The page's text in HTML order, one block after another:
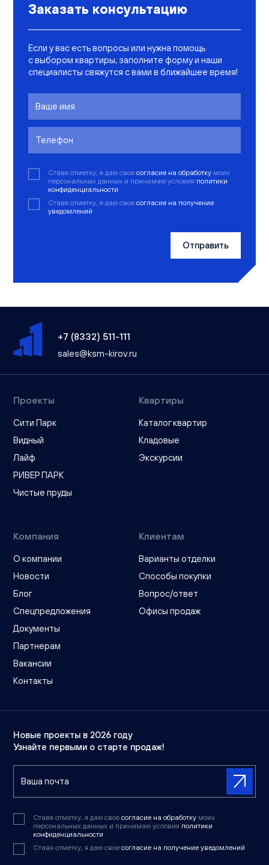
Заказать консультацию
Если у вас есть вопросы или нужна помощь
с выбором квартиры, заполните форму и наши
специалисты свяжутся с вами в ближайшее время!
Ставя отметку, я даю свое согласие на обработку моих
персональных данных и принимаю условия политики
конфиденциальности
Ставя отметку, я даю свое согласие на получение
уведомлений
Отправить
+7 (8332) 511-111
sales@ksm-kirov.ru
Проекты
Сити Парк
Видный
Лайф
РИВЕР ПАРК
Чистые пруды
Квартиры
Каталог квартир
Кладовые
Экскурсии
Компания
О компании
Новости
Блог
Спецпредложения
Документы
Партнерам
Вакансии
Контакты
Клиентам
Варианты отделки
Способы покупки
Вопрос/ответ
Офисы продаж
Новые проекты в 2026 году
Узнайте первыми о старте продаж!
Ставя отметку, я даю свое согласие на обработку моих
персональных данных и принимаю условия политики
конфиденциальности
Ставя отметку, я даю свое согласие на получение уведомлений